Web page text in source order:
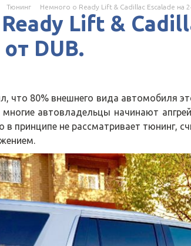
Тюнинг Немного о Ready Lift & Cadillac Escalade на
Lift &
DUB.
что 80% внешнего вида автомобиля
автовладельцы начинают
в принципе не рассматривает тюнинг,